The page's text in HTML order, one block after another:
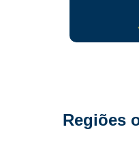
Regiões